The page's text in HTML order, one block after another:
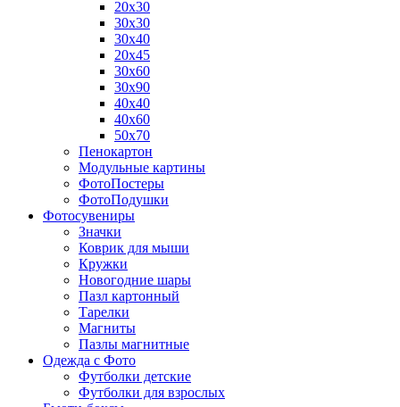
20х30
30х30
30х40
20х45
30х60
30х90
40х40
40х60
50х70
Пенокартон
Модульные картины
ФотоПостеры
ФотоПодушки
Фотоcувениры
Значки
Коврик для мыши
Кружки
Новогодние шары
Пазл картонный
Тарелки
Магниты
Пазлы магнитные
Одежда с Фото
Футболки детские
Футболки для взрослых